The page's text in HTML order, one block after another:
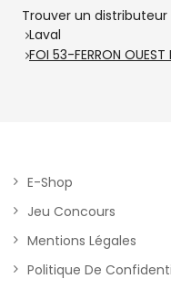
Trouver un distributeur
Laval
FOI 53-FERRON OUEST
E-Shop
Jeu Concours
Mentions Légales
Politique De